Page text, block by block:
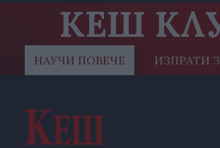
КЕШ
НАУЧИ ПОВЕЧЕ ИЗПРАТИ